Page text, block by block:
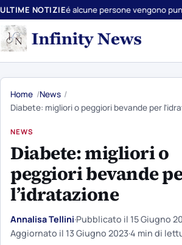
ULTIME NOTIZIE
alcune persone vengono punte di più
Home News
Diabete: migliori o peggiori bevande per
NEWS
Diabete: migliori o
peggiori bevande
l’idratazione
Annalisa Tellini·Pubblicato il 15 Giugno
Aggiornato il 13 Giugno 2023·4 min di